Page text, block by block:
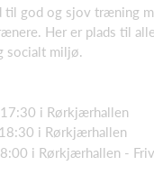
til god og sjov træning
Her er plads til
socialt miljø.
i Rørkjærhallen
i Rørkjærhallen
i Rørkjærhallen -